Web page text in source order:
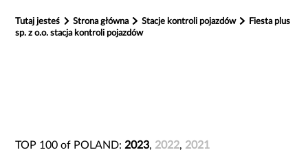
Tutaj jesteś Strona główna Stacje kontroli pojazdów
Fiesta plus
sp. z o.o. stacja kontroli pojazdów
TOP 100 of POLAND: 2023, 2022, 2021